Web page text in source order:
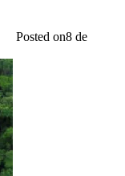
Posted on8 de